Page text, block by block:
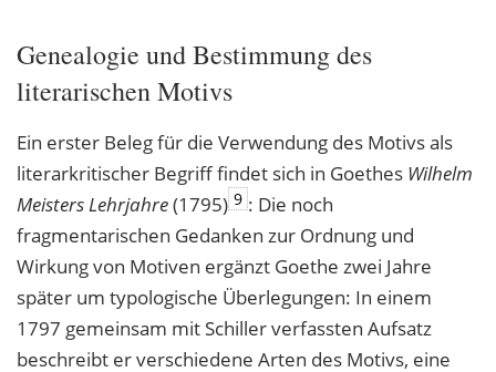
Genealogie und Bestimmung des
literarischen Motivs
Ein erster Beleg für die Verwendung des Motivs als
literarkritischer Begriff findet sich in Goethes Wilhelm
Meisters Lehrjahre(1795) 9 : Die noch
fragmentarischen Gedanken zur Ordnung und
Wirkung von Motiven ergänzt Goethe zwei Jahre
später um typologische Überlegungen: In einem
1797 gemeinsam mit Schiller verfassten Aufsatz
beschreibt er verschiedene Arten des Motivs, eine